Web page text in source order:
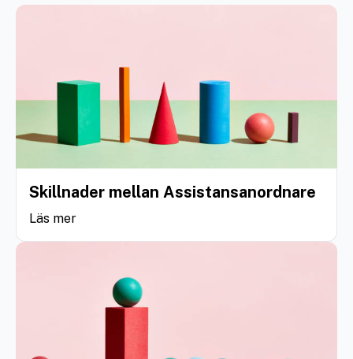
Skillnader mellan Assistansanordnare
Läs mer